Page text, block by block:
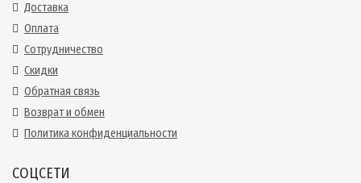
Доставка
Оплата
Сотрудничество
Скидки
Обратная связь
Возврат и обмен
Политика конфиденциальности
СОЦСЕТИ